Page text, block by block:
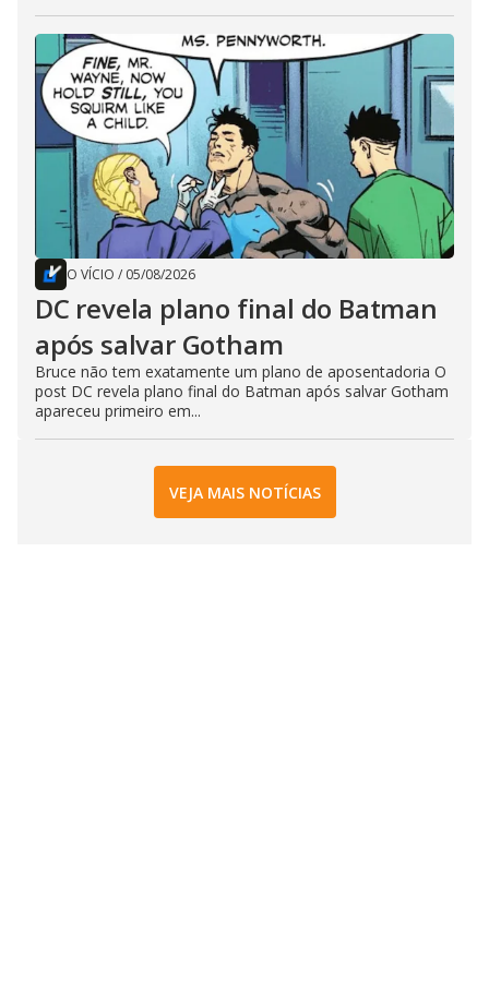
O VÍCIO / 05/08/2026
DC revela plano final do Batman
após salvar Gotham
Bruce não tem exatamente um plano de aposentadoria O
post DC revela plano final do Batman após salvar Gotham
apareceu primeiro em...
VEJA MAIS NOTÍCIAS